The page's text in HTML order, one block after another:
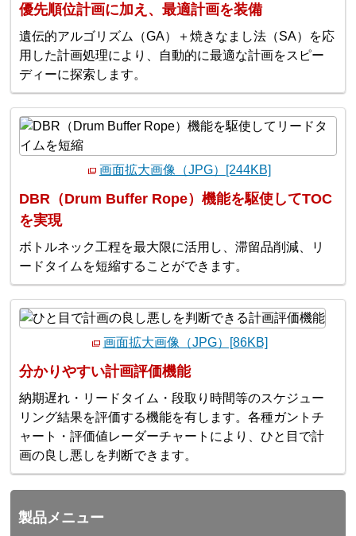
優先順位計画に加え、最適計画を装備
遺伝的アルゴリズム（GA）＋焼きなまし法（SA）を応
用した計画処理により、自動的に最適な計画をスピー
ディーに探索します。
画面拡大画像（JPG）[244KB]
DBR（Drum Buffer Rope）機能を駆使してTOC
を実現
ボトルネック工程を最大限に活用し、滞留品削減、リ
ードタイムを短縮することができます。
画面拡大画像（JPG）[86KB]
分かりやすい計画評価機能
納期遅れ・リードタイム・段取り時間等のスケジュー
リング結果を評価する機能を有します。各種ガントチ
ャート・評価値レーダーチャートにより、ひと目で計
画の良し悪しを判断できます。
製品メニュー